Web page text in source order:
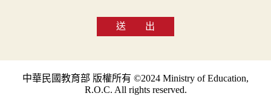
送 出
中華民國教育部 版權所有 ©2024 Ministry of Education,
R.O.C. All rights reserved.